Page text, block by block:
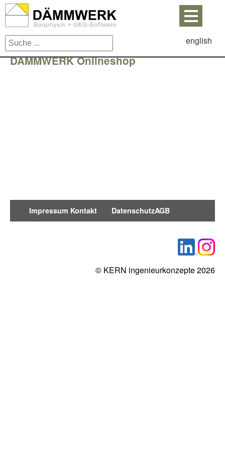
english
DÄMMWERK Onlineshop
Impressum Kontakt DatenschutzAGB
© KERN ingenieurkonzepte 2026